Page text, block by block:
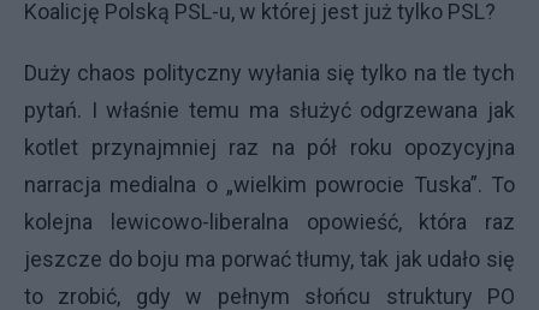
Koalicję Polską PSL-u, w której jest już tylko PSL?
Duży chaos polityczny wyłania się tylko na tle tych
pytań. I właśnie temu ma służyć odgrzewana jak
kotlet przynajmniej raz na pół roku opozycyjna
narracja medialna o „wielkim powrocie Tuska”. To
kolejna lewicowo-liberalna opowieść, która raz
jeszcze do boju ma porwać tłumy, tak jak udało się
to zrobić, gdy w pełnym słońcu struktury PO